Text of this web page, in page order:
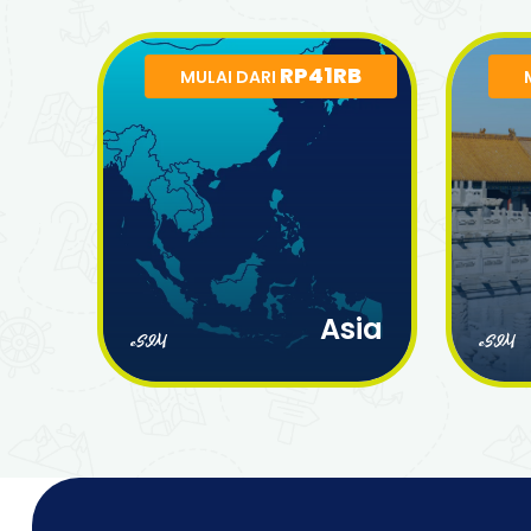
MULAI DARI RP41RB
eSIM Asia eSIM